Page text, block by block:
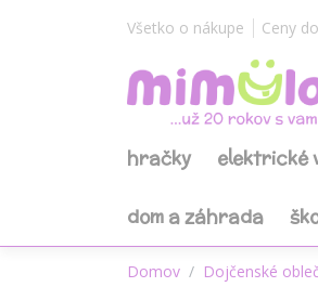
Všetko o nákupe Ceny
hračky elektrické
dom a záhrada
Domov Dojčenské